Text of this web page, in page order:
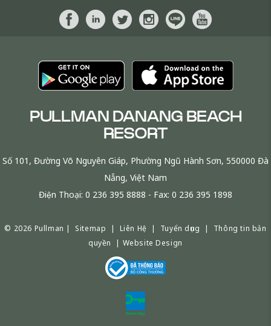
PULLMAN DANANG BEACH
RESORT
Số 101, Đường Võ Nguyên Giáp, Phường Ngũ Hành Sơn, 550000 Đà
Nẵng, Việt Nam
Điện Thoại: 0 236 395 8888 - Fax: 0 236 395 1898
© 2026 Pullman | Sitemap | Liên Hệ | Tuyển dụng | Thông tin bản
quyền
| Website Design